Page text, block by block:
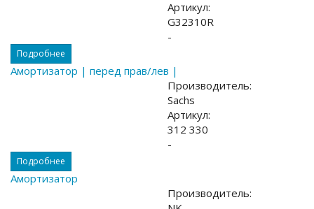
Артикул:
G32310R
-
Подробнее
Амортизатор | перед прав/лев |
Производитель:
Sachs
Артикул:
312 330
-
Подробнее
Амортизатор
Производитель: